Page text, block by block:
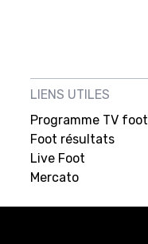
LIENS UTILES
Programme TV foot
Foot résultats
Live Foot
Mercato